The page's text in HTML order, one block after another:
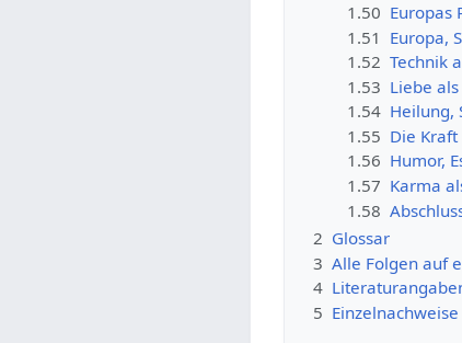
1.50 Europas
1.51 Europa,
1.52 Technik
1.53 Liebe
1.54 Heilung,
1.55 Die
1.56 Humor,
1.57 Karma
1.58
2 Glossar
3 Alle Folgen auf
4
5 Einzelnachweise